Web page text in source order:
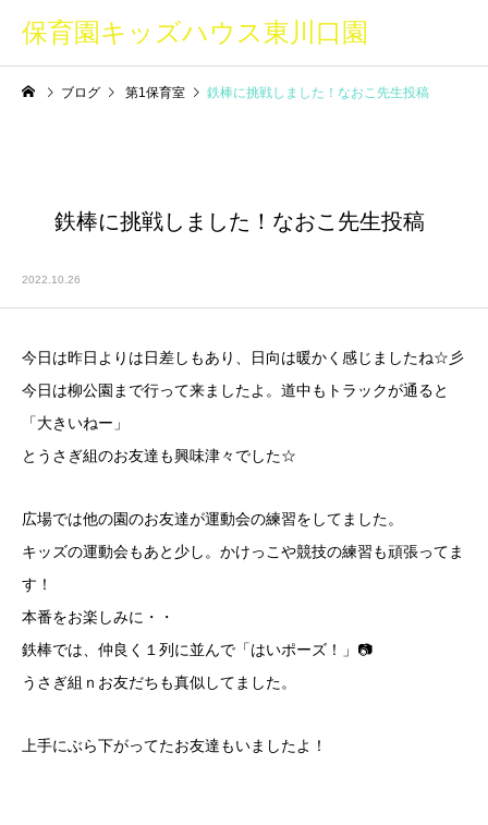
保育園キッズハウス東川口園
ブログ 第1保育室 鉄棒に挑戦しました！なおこ先生投稿
鉄棒に挑戦しました！なおこ先生投稿
2022.10.26
今日は昨日よりは日差しもあり、日向は暖かく感じましたね☆彡
今日は柳公園まで行って来ましたよ。道中もトラックが通ると
「大きいねー」
とうさぎ組のお友達も興味津々でした☆
広場では他の園のお友達が運動会の練習をしてました。
キッズの運動会もあと少し。かけっこや競技の練習も頑張ってま
す！
本番をお楽しみに・・
鉄棒では、仲良く１列に並んで「はいポーズ！」📷
うさぎ組ｎお友だちも真似してました。
上手にぶら下がってたお友達もいましたよ！